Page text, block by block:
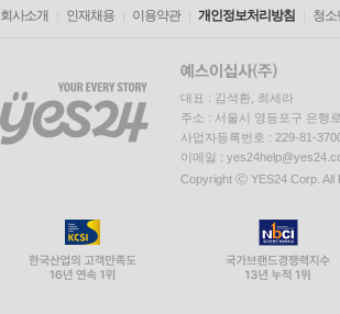
회사소개 인재채용 이용약관 개인정보처리방침 청소
대표 : 김석환, 최세라
주소 : 서울시 영등포구 은행
사업자등록번호 : 229-81-
이메일 :
Copyright ⓒ YES24 Corp. All